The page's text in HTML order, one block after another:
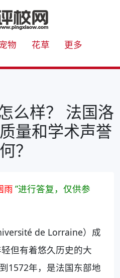
物 花草 更多
么样？ 法国洛
量和学术声誉
？
雨 ”进行答复，仅供参
de Lorraine）成
但有着悠久历史的大
1572年，是法国东部地